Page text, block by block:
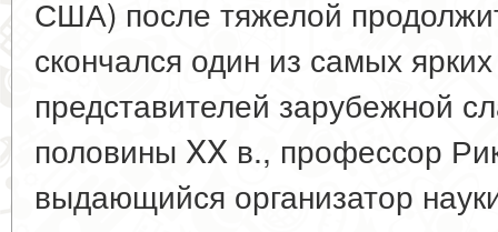
США) после тяжелой
скончался один из самых
представителей зарубежной
половины XX в., профессор
выдающийся организатор